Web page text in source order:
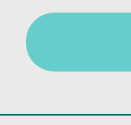
た。
現在、売上高は2
キャッシュリッ
後継者に贈与
この過程で、
社
返済によりゼロと
利益は約7倍の1
長を達成しまし
らゆる情報を共
と思っています。
金が数億円にもな
さらに、運用商品
関わらず、毎年